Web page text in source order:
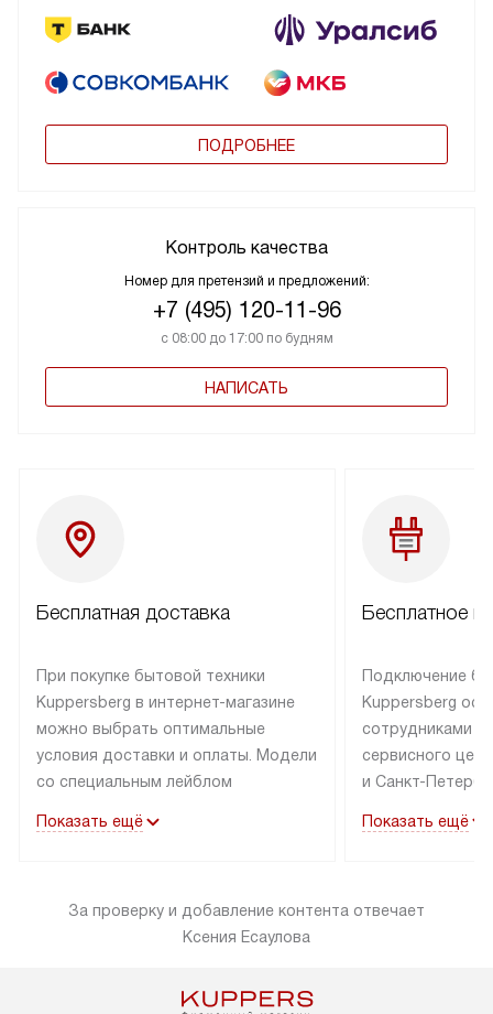
ПОДРОБНЕЕ
Контроль качества
Номер для претензий и предложений:
+7 (495) 120-11-96
с 08:00 до 17:00 по будням
НАПИСАТЬ
Бесплатная доставка
При покупке бытовой техники
Kuppersberg в интернет-магазине
можно выбрать оптимальные
условия доставки и оплаты. Модели
со специальным лейблом
в пределах МКАД до подъезда,
«в наличии» может быть отправлен
покупателю в течение трех дней.
и другие регионы осуществляется
Показать ещё
Бесплатное
Подключение
Kuppersberg
сотрудниками
сервисного
и Санкт-
подключается к
за пределы
Показать ещё
За проверку и добавление контента отвечает
Ксения Есаулова